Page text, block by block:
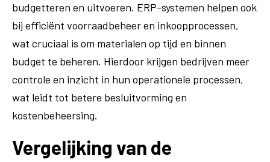
budgetteren en uitvoeren. ERP-systemen helpen ook
bij efficiënt voorraadbeheer en inkoopprocessen,
wat cruciaal is om materialen op tijd en binnen
budget te beheren. Hierdoor krijgen bedrijven meer
controle en inzicht in hun operationele processen,
wat leidt tot betere besluitvorming en
kostenbeheersing.
Vergelijking van de